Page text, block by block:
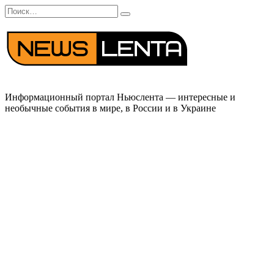
Перейти
к
содержанию
Search
for:
Информационный портал Ньюслента — интересные и
необычные события в мире, в России и в Украине